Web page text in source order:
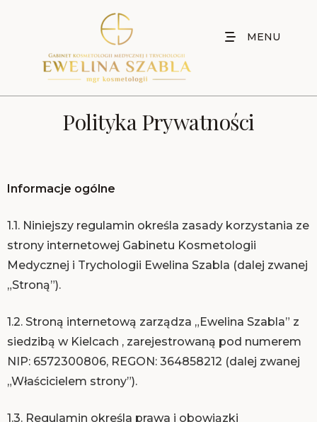
MENU
Polityka Prywatności
Informacje ogólne
1.1. Niniejszy regulamin określa zasady korzystania ze
strony internetowej Gabinetu Kosmetologii
Medycznej i Trychologii Ewelina Szabla (dalej zwanej
„Stroną”).
1.2. Stroną internetową zarządza „Ewelina Szabla” z
siedzibą w Kielcach , zarejestrowaną pod numerem
NIP: 6572300806, REGON: 364858212 (dalej zwanej
„Właścicielem strony”).
1.3. Regulamin określa prawa i obowiązki